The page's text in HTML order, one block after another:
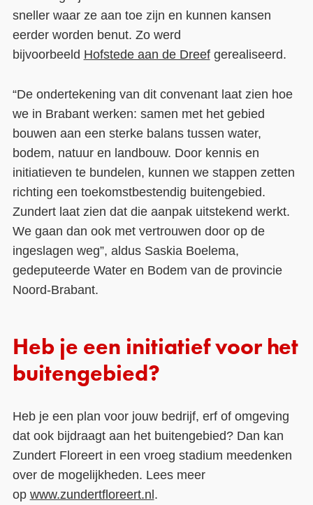
sneller waar ze aan toe zijn en kunnen kansen
eerder worden benut. Zo werd
bijvoorbeeld Hofstede aan de Dreefgerealiseerd.
“De ondertekening van dit convenant laat zien hoe
we in Brabant werken: samen met het gebied
bouwen aan een sterke balans tussen water,
bodem, natuur en landbouw. Door kennis en
initiatieven te bundelen, kunnen we stappen zetten
richting een toekomstbestendig buitengebied.
Zundert laat zien dat die aanpak uitstekend werkt.
We gaan dan ook met vertrouwen door op de
ingeslagen weg”, aldus Saskia Boelema,
gedeputeerde Water en Bodem van de provincie
Noord-Brabant.
Heb je een initiatief voor het
buitengebied?
Heb je een plan voor jouw bedrijf, erf of omgeving
dat ook bijdraagt aan het buitengebied? Dan kan
Zundert Floreert in een vroeg stadium meedenken
over de mogelijkheden. Lees meer
op www.zundertfloreert.nl .